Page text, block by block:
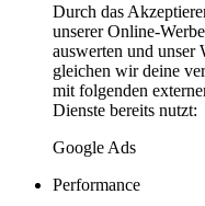
Durch das
unserer Online-
auswerten und unser
gleichen wir deine
mit folgenden
Dienste bereits nutzt:
Google Ads
Performance